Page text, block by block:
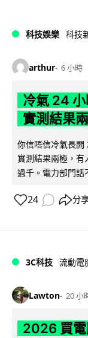
科技娛樂 科技
arthur 6 小時
冷氣 24
實測結果
你信唔信冷氣長開
實測結果兩極，有
過千。電力部門話
24 分
3C科技 流動電
Lawton 20 小
2026 買電